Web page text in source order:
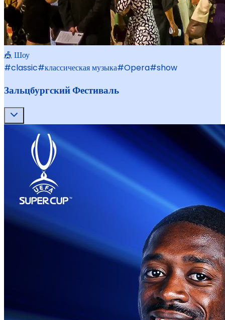
🎪 Шоу
#classic#классическая музыка#Opera#show
Зальцбургский Фестиваль